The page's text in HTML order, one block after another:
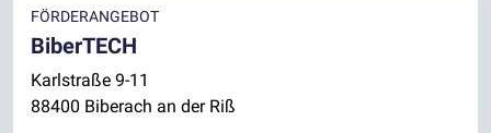
FÖRDERANGEBOT
BiberTECH
Karlstraße 9-11
88400 Biberach an der Riß